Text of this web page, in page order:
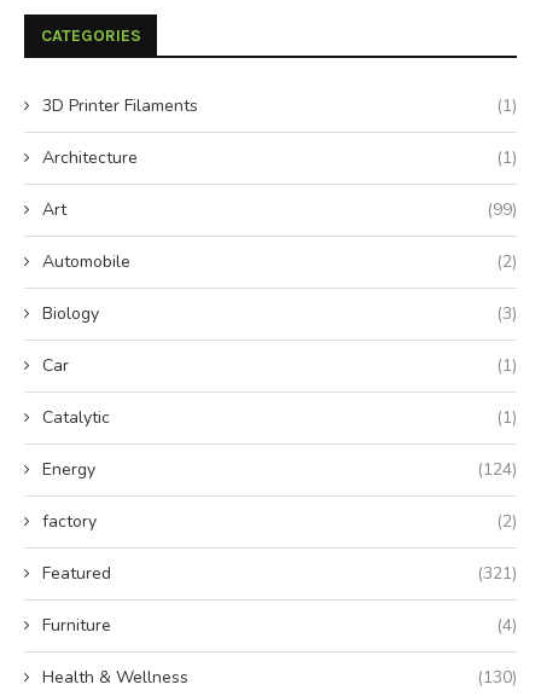
CATEGORIES
3D Printer Filaments (1)
Architecture (1)
Art (99)
Automobile (2)
Biology (3)
Car (1)
Catalytic (1)
Energy (124)
factory (2)
Featured (321)
Furniture (4)
Health & Wellness (130)